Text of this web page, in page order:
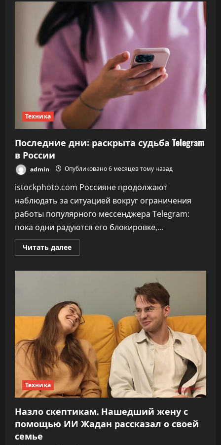
посоветовал
сохранить
фото
и
файлы
перед
блокировкой
Telegram
Техника
Последние дни: раскрыта судьба Telegram
в России
admin Опубликовано 6 месяцев тому назад
istockphoto.com Россияне продолжают
наблюдать за ситуацией вокруг ограничения
работы популярного мессенджера Telegram:
пока одни радуются его блокировке,...
Читать далееПрочитать
больше
в
России
Техника
Назло скептикам. Нашедший жену с
помощью ИИ Жадан рассказал о своей
семье